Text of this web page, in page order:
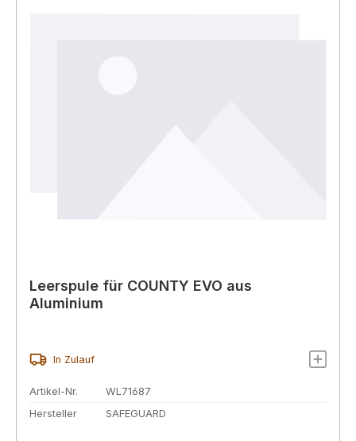
Leerspule für COUNTY EVO aus
Aluminium
In Zulauf
Artikel-Nr.
WL71687
Hersteller
SAFEGUARD